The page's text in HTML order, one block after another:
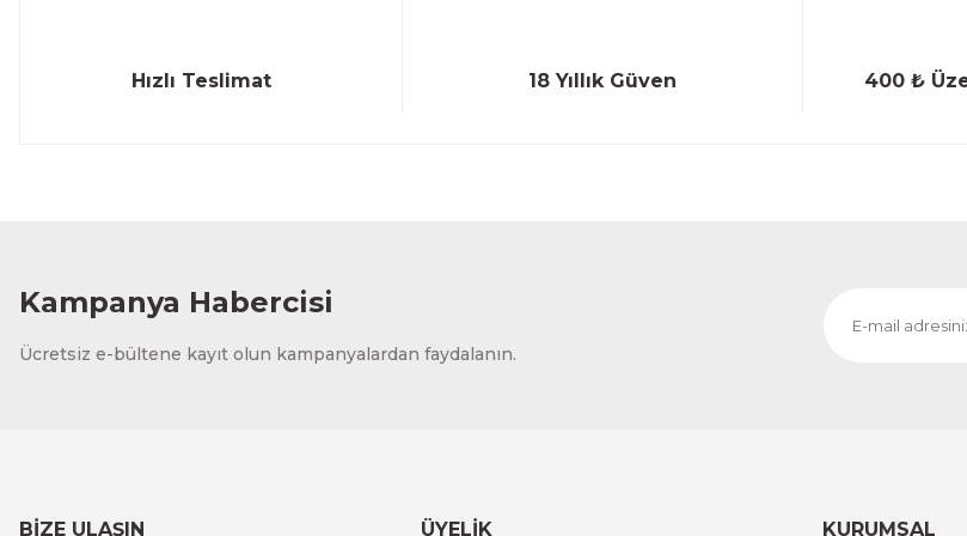
Hızlı Teslimat 18 Yıllık Güven 400 ₺
Kampanya Habercisi
Ücretsiz e-bültene kayıt olun kampanyalardan faydalanın.
BİZE ULAŞIN ÜYELİK KURUMSAL